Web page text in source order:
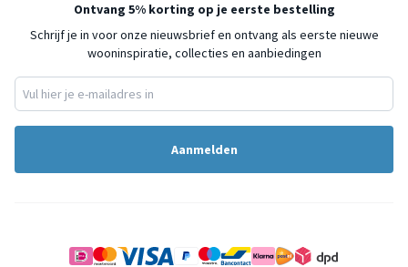
Ontvang 5% korting op je eerste bestelling
Schrijf je in voor onze nieuwsbrief en ontvang als eerste nieuwe
wooninspiratie, collecties en aanbiedingen
Aanmelden